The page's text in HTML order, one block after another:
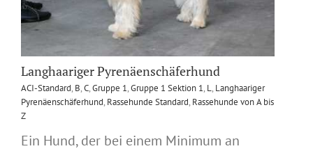
Langhaariger Pyrenäenschäferhund
ACI-Standard, B,C,Gruppe 1,Gruppe 1 Sektion 1, L, Langhaariger
Pyrenäenschäferhund, Rassehunde Standard, Rassehunde von A bis
Z
Ein Hund, der bei einem Minimum an